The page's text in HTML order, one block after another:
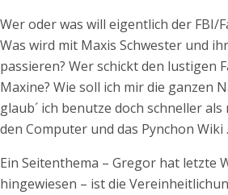
Wer oder was will eigentlich der FBI/
Was wird mit Maxis Schwester und
passieren? Wer schickt den lustigen
Maxine? Wie soll ich mir die ganzen
glaub´ ich benutze doch schneller
den Computer und das Pynchon Wiki
Ein Seitenthema – Gregor hat letzte
hingewiesen – ist die